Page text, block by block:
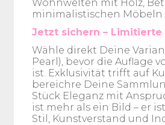
Wohnwelten mit Holz,
minimalistischen Möbeln
Jetzt sichern – Limitierte
Wähle direkt Deine
Pearl), bevor die Auflage
ist. Exklusivität trifft auf
bereichre Deine
Stück Eleganz mit
ist mehr als ein Bild – er
Stil, Kunstverstand und